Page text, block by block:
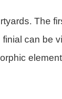
The
can be